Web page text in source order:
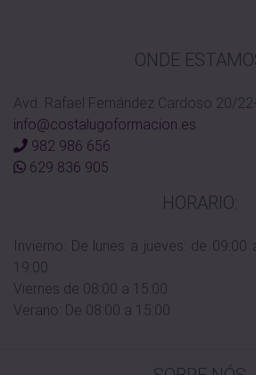
ONDE
Avd. Rafael Fernández Cardoso 20/
info@costalugoformacion.es
982 986 656
629 836 905
HORARIO:
Invierno: De lunes a jueves: de
19:00
Viernes de 08:00 a 15:00
Verano: De 08:00 a 15:00